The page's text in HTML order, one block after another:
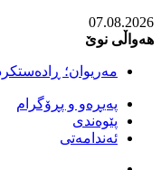
Skip
to
07.08.2026
هەواڵی نوێ
مەریوان؛
سەقز؛ دەسبەسەری
کوژرانی
مەریوان و
پەیڕەو و پڕۆگرام
پێوەندی
ئەندامەتی